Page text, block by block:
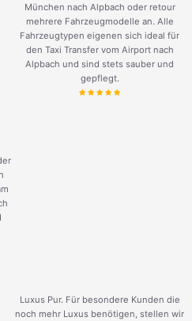
München nach Alpbach oder retour
mehrere Fahrzeugmodelle an. Alle
Fahrzeugtypen eigenen sich ideal für
den Taxi Transfer vom Airport nach
Alpbach und sind stets sauber und
gepflegt.
Luxus Pur. Für besondere Kunden die
noch mehr Luxus benötigen, stellen wir